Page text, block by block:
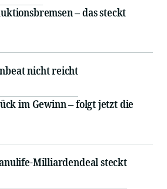
– das steckt
nicht reicht
im Gewinn – folgt jetzt die
Milliardendeal steckt